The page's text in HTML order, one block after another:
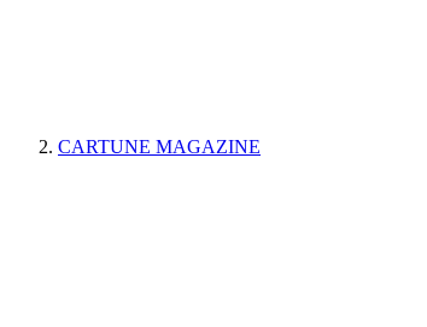
CARTUNE MAGAZINE